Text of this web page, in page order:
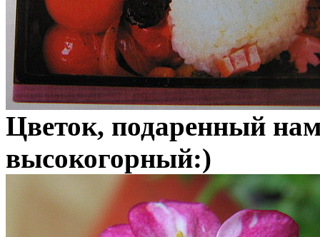
Цветок, подаренный
высокогорный:)